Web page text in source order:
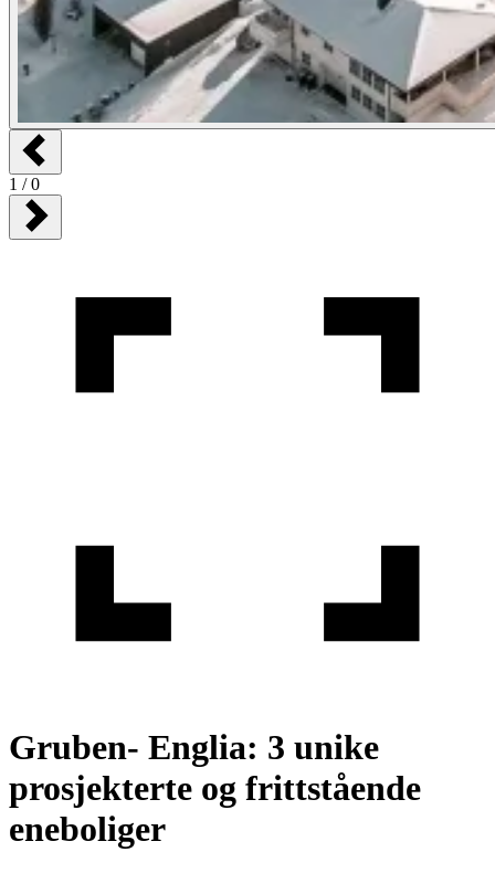
1 /0
Gruben- Englia: 3 unike
prosjekterte og frittstående
eneboliger